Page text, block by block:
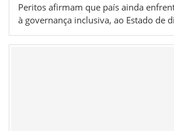
Peritos afirmam que país ainda
à governança inclusiva, ao Estado de